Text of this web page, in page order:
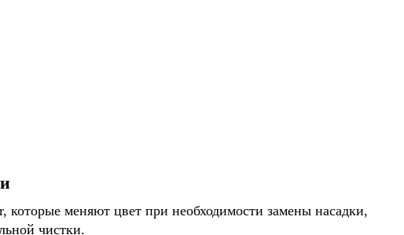
меняют цвет при необходимости замены насадки,
чистки.